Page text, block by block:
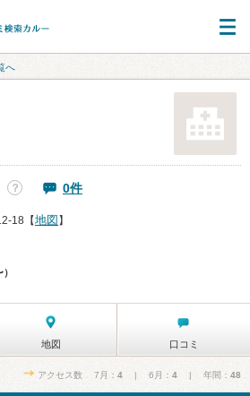
へ
？ 0件
18【地図 】
地図 口コミ
アクセス数 7月： 4 | 6月： 4 | 年間： 48